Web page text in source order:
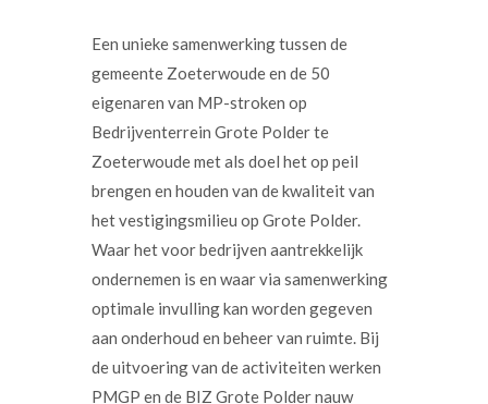
Een unieke samenwerking tussen de
gemeente Zoeterwoude en de 50
eigenaren van MP-stroken op
Bedrijventerrein Grote Polder te
Zoeterwoude met als doel het op peil
brengen en houden van de kwaliteit van
het vestigingsmilieu op Grote Polder.
Waar het voor bedrijven aantrekkelijk
ondernemen is en waar via samenwerking
optimale invulling kan worden gegeven
aan onderhoud en beheer van ruimte. Bij
de uitvoering van de activiteiten werken
PMGP en de BIZ Grote Polder nauw